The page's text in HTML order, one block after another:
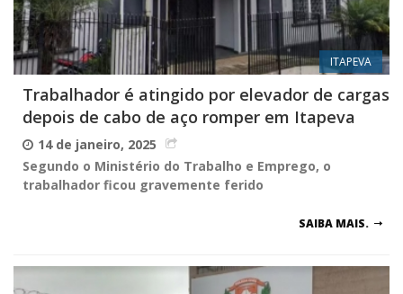
ITAPEVA
Trabalhador é atingido por elevador de cargas
depois de cabo de aço romper em Itapeva
14 de janeiro, 2025
Segundo o Ministério do Trabalho e Emprego, o
trabalhador ficou gravemente ferido
SAIBA MAIS.